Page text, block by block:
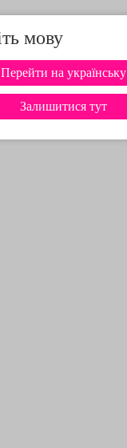
мову
Перейти на українську
Залишитися тут